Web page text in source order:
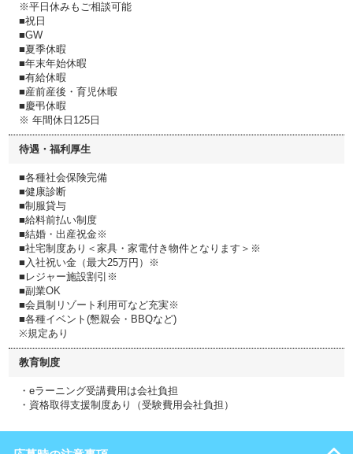
※平日休みもご相談可能
■祝日
■GW
■夏季休暇
■年末年始休暇
■有給休暇
■産前産後・育児休暇
■慶弔休暇
※ 年間休日125日
待遇・福利厚生
■各種社会保険完備
■健康診断
■制服貸与
■給料前払い制度
■結婚・出産祝金※
■社宅制度あり＜家具・家電付き物件となります＞※
■入社祝い金（最大25万円）※
■レジャー施設割引※
■副業OK
■会員制リゾート利用可など充実※
■各種イベント(懇親会・BBQなど)
※規定あり
教育制度
・eラーニング受講費用は会社負担
・資格取得支援制度あり（受験費用会社負担）